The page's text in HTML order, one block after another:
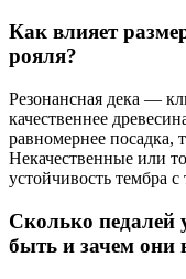
Как влияет
рояля?
Резонансная дека —
качественнее
равномернее посадка,
Некачественные или
устойчивость тембра
Сколько педалей
быть и зачем они